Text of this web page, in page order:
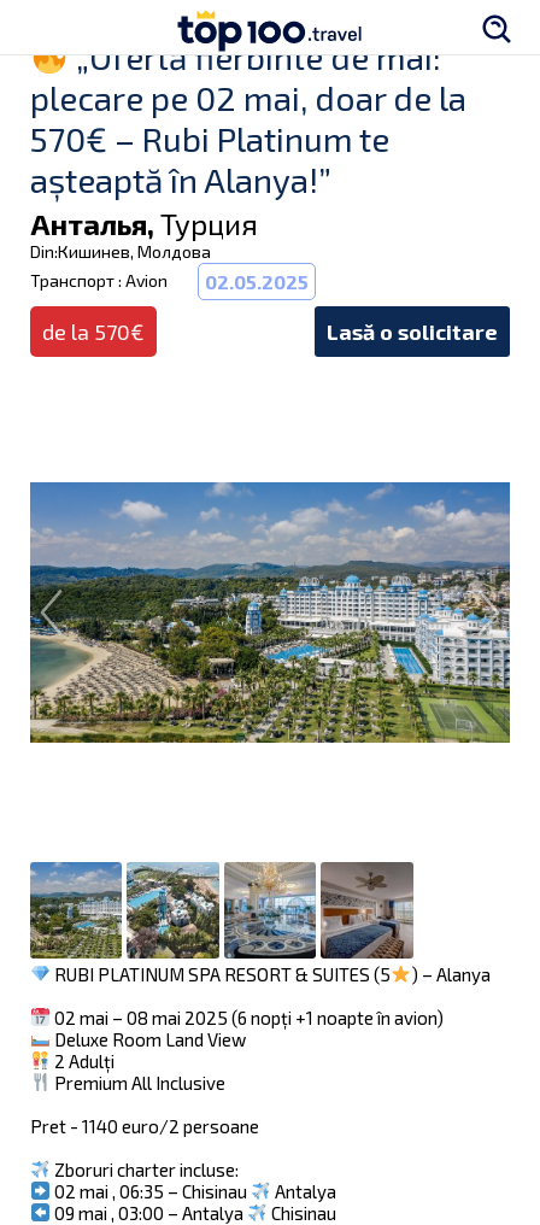
„Ofertă fierbinte de mai:
plecare pe 02 mai, doar de la
570€ – Rubi Platinum te
așteaptă în Alanya!”
Анталья, Турция
Din:Кишинев, Молдова
Транспорт : Avion
02.05.2025
de la 570€ Lasă o solicitare
RUBI PLATINUM SPA RESORT & SUITES (5
) – Alanya
02 mai – 08 mai 2025 (6 nopți +1 noapte în avion)
Deluxe Room Land View
2 Adulți
Premium All Inclusive
Pret - 1140 euro/2 persoane
Zboruri charter incluse:
02 mai , 06:35 – Chisinau
Antalya
09 mai , 03:00 – Antalya
Chisinau